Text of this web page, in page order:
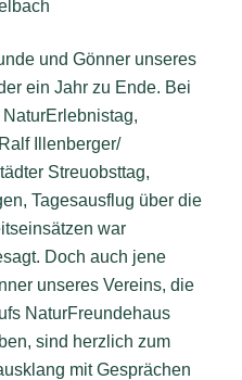
und Gönner unseres
ein Jahr zu Ende. Bei
Illenberger/
Streuobsttag,
Tagesausflug über die
war
Doch auch jene
unseres Vereins, die
NaturFreundehaus
sind herzlich zum
mit Gesprächen